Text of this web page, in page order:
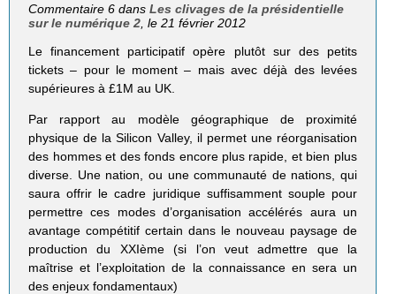
Commentaire 6 dansLes clivages de la présidentielle
sur le numérique 2 , le 21 février 2012
Le financement participatif opère plutôt sur des petits
tickets – pour le moment – mais avec déjà des levées
supérieures à £1M au UK.
Par rapport au modèle géographique de proximité
physique de la Silicon Valley, il permet une réorganisation
des hommes et des fonds encore plus rapide, et bien plus
diverse. Une nation, ou une communauté de nations, qui
saura offrir le cadre juridique suffisamment souple pour
permettre ces modes d’organisation accélérés aura un
avantage compétitif certain dans le nouveau paysage de
production du XXIème (si l’on veut admettre que la
maîtrise et l’exploitation de la connaissance en sera un
des enjeux fondamentaux)